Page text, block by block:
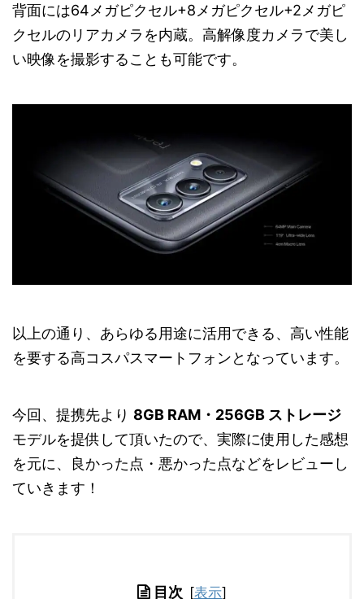
背面には64メガピクセル+8メガピクセル+2メガピ
クセルのリアカメラを内蔵。高解像度カメラで美し
い映像を撮影することも可能です。
以上の通り、あらゆる用途に活用できる、高い性能
を要する高コスパスマートフォンとなっています。
今回、提携先より 8GB RAM・256GB ストレージ
モデルを提供して頂いたので、実際に使用した感想
を元に、良かった点・悪かった点などをレビューし
ていきます！
目次 [表示]